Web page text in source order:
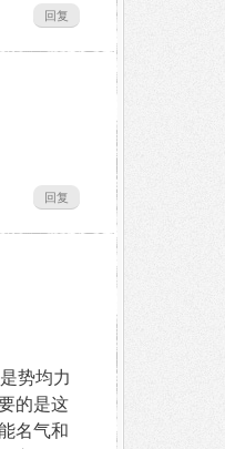
回复
回复
势均力
的是这
名气和